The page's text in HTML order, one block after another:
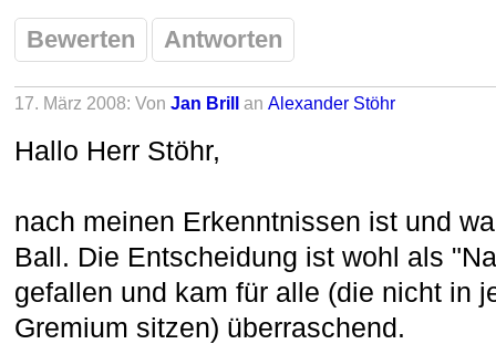
Bewerten Antworten
17. März 2008: Von Jan Brill an Alexander Stöhr
Hallo Herr Stöhr,
nach meinen Erkenntnissen ist und
Ball. Die Entscheidung ist wohl als
gefallen und kam für alle (die nicht in
Gremium sitzen) überraschend.